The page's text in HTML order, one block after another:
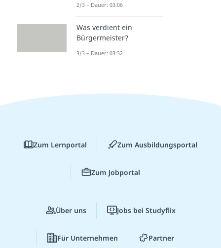
2/3 – Dauer: 03:06
Was verdient ein
Bürgermeister?
3/3 – Dauer: 03:32
Zum Lernportal Zum Ausbildungsportal
Zum Jobportal
Über uns Jobs bei Studyflix
Für Unternehmen Partner